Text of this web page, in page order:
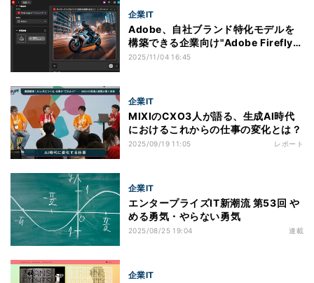
企業IT
Adobe、自社ブランド特化モデルを
構築できる企業向け"Adobe Firefly
Foundry"
2025/11/04 16:45
企業IT
MIXIのCXO3人が語る、生成AI時代
におけるこれからの仕事の変化とは？
2025/09/19 11:05 レポート
企業IT
エンタープライズIT新潮流 第53回 や
める勇気・やらない勇気
2025/08/25 19:04 連載
企業IT